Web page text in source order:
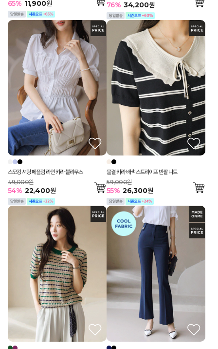
65% 11,900원 76% 34,200원
스모킹 셔링 페플럼 라인 카라 블라우스
49,000원
54% 22,400원
물결 카라 배색 스트라이프 반팔 니트
59,000원
55% 26,300원